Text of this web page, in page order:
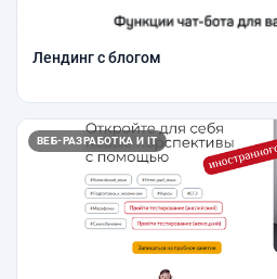
Лендинг с блогом
ВЕБ-РАЗРАБОТКА И IT